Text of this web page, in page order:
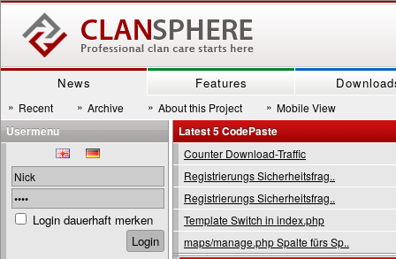
News Features
» Recent » Archive » About this Project » Mobile View
Latest 5 CodePaste
Counter Download-Traffic
Registrierungs Sicherheitsfrag..
Registrierungs Sicherheitsfrag..
Template Switch in index.php
maps/manage.php Spalte fürs Sp..
Usermenu
Login dauerhaft merken